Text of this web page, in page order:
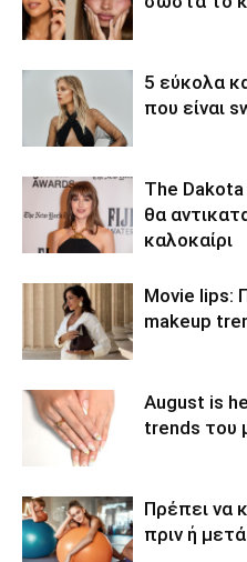
5 εύκολα
που είναι
The
θα
καλοκαίρι
Movie lips:
makeup
August is
trends του
Πρέπει να
πριν ή